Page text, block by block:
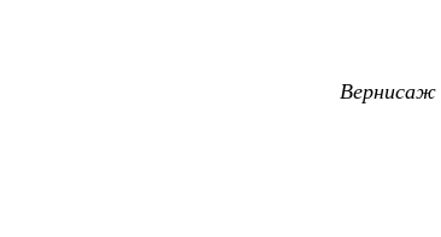
Вернисаж